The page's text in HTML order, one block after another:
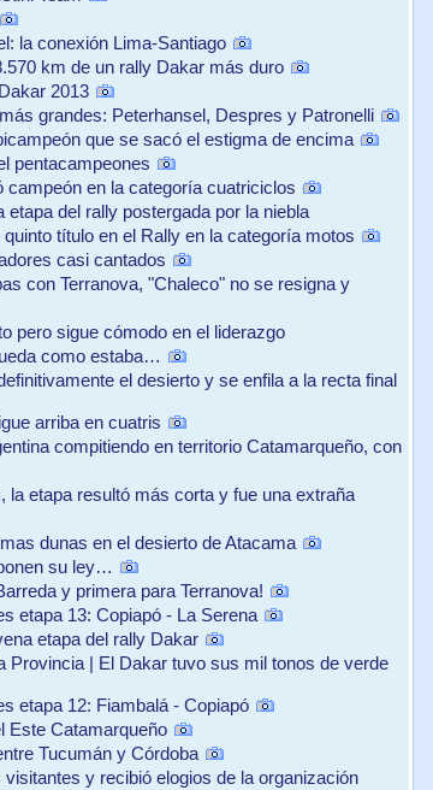
la conexión Lima-Santiago
km de un rally Dakar más duro
2013
grandes: Peterhansel, Despres y Patronelli
que se sacó el estigma de encima
pentacampeones
en la categoría cuatriciclos
del rally postergada por la niebla
título en el Rally en la categoría motos
casi cantados
con Terranova, "Chaleco" no se resigna y
pero sigue cómodo en el liderazgo
como estaba…
el desierto y se enfila a la recta final
arriba en cuatris
compitiendo en territorio Catamarqueño, con
la etapa resultó más corta y fue una extraña
dunas en el desierto de Atacama
su ley…
y primera para Terranova!
etapa 13: Copiapó - La Serena
etapa del rally Dakar
Provincia | El Dakar tuvo sus mil tonos de verde
etapa 12: Fiambalá - Copiapó
Este Catamarqueño
Tucumán y Córdoba
y recibió elogios de la organización